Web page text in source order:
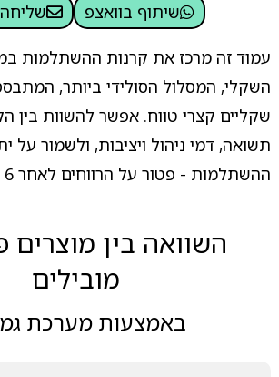
שיתוף בוואצפ
עמוד זה מרכז את קרנות ההשתלמות
השקלי, המסלול הסולידי ביותר,
שקליים קצרי טווח. אפשר להשוות בין
תשואה, דמי ניהול ויציבות, ולשמור על
ההשתלמות - פטור על הרווחים לאחר 6 שנות ותק.
השוואה בין מוצרים
מובילים
באמצעות מערכת